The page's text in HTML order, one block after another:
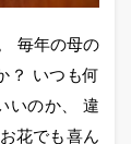
毎年の母の
？ いつも何
いのか、 違
花でも喜ん